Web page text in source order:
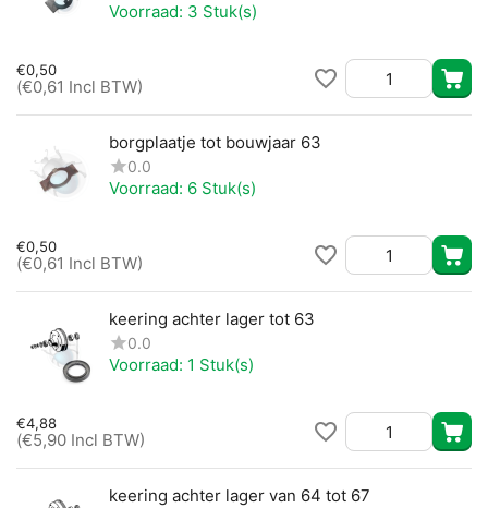
Voorraad: 3 Stuk(s)
€0,50
(€0,61 Incl BTW)
borgplaatje tot bouwjaar 63
0.0
Voorraad: 6 Stuk(s)
€0,50
(€0,61 Incl BTW)
keering achter lager tot 63
0.0
Voorraad: 1 Stuk(s)
€4,88
(€5,90 Incl BTW)
keering achter lager van 64 tot 67